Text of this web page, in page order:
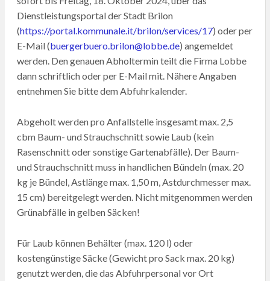
Dienstleistungsportal der Stadt Brilon
(https://portal.kommunale.it/brilon/services/17) oder per
E-Mail (buergerbuero.brilon@lobbe.de) angemeldet
werden. Den genauen Abholtermin teilt die Firma Lobbe
dann schriftlich oder per E-Mail mit. Nähere Angaben
entnehmen Sie bitte dem Abfuhrkalender.
Abgeholt werden pro Anfallstelle insgesamt max. 2,5
cbm Baum- und Strauchschnitt sowie Laub (kein
Rasenschnitt oder sonstige Gartenabfälle). Der Baum-
und Strauchschnitt muss in handlichen Bündeln (max. 20
kg je Bündel, Astlänge max. 1,50 m, Astdurchmesser max.
15 cm) bereitgelegt werden. Nicht mitgenommen werden
Grünabfälle in gelben Säcken!
Für Laub können Behälter (max. 120 l) oder
kostengünstige Säcke (Gewicht pro Sack max. 20 kg)
genutzt werden, die das Abfuhrpersonal vor Ort